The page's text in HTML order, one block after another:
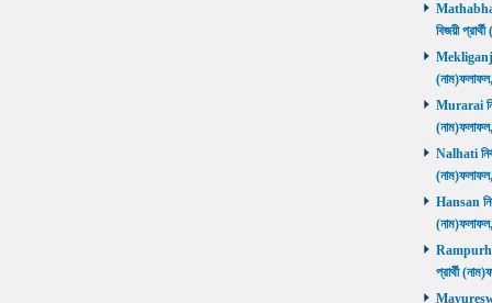
বিজয়ী
Mekliganj
Murarai
Nalhati
Hansan
Rampurhat
প্রার্থী